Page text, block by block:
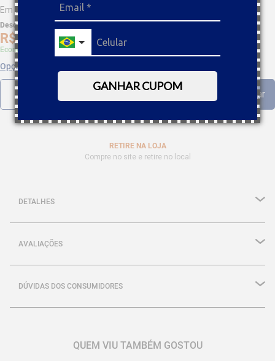
GANHAR CUPOM
Em até 18,42sem juros
Desc. de
R$ 51
Economize 5% à vista com Boleto, PIX
Opções de parcelamento
RETIRE NA LOJA
Compre no site e retire no local
DETALHES
AVALIAÇÕES
DÚVIDAS DOS CONSUMIDORES
QUEM VIU TAMBÉM GOSTOU